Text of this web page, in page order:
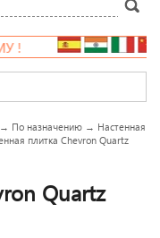
!
→ По назначению → Настенная
плитка Chevron Quartz
Quartz